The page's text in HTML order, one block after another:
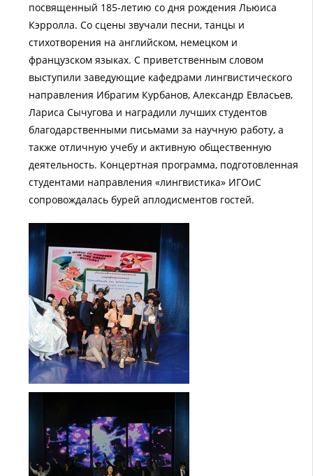
посвященный 185-летию со дня рождения Льюиса
Кэрролла. Со сцены звучали песни, танцы и
стихотворения на английском, немецком и
французском языках. С приветственным словом
выступили заведующие кафедрами лингвистического
направления Ибрагим Курбанов, Александр Евласьев,
Лариса Сычугова и наградили лучших студентов
благодарственными письмами за научную работу, а
также отличную учебу и активную общественную
деятельность. Концертная программа, подготовленная
студентами направления «лингвистика» ИГОиС
сопровождалась бурей аплодисментов гостей.